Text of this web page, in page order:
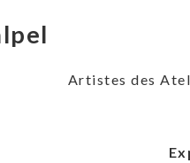
Artistes des